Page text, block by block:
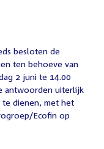
besloten de
ten behoeve van
2 juni te 14.00
antwoorden uiterlijk
te dienen, met het
Ecofin op